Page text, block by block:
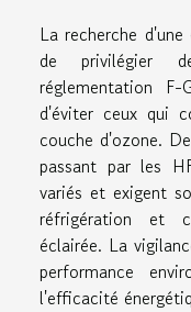
La recherche d'une
de privilégier
réglementation
d'éviter ceux qui
couche d'ozone.
passant par les
variés et exigent
réfrigération et
éclairée. La
performance
l'efficacité